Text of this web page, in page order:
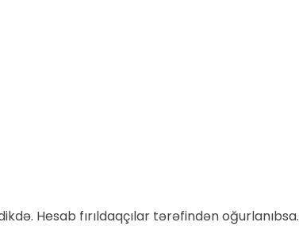
Hesab fırıldaqçılar tərəfindən oğurlanıbsa.